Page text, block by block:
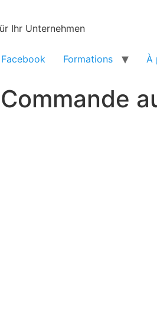
Ihr Unternehmen
Facebook Formations À